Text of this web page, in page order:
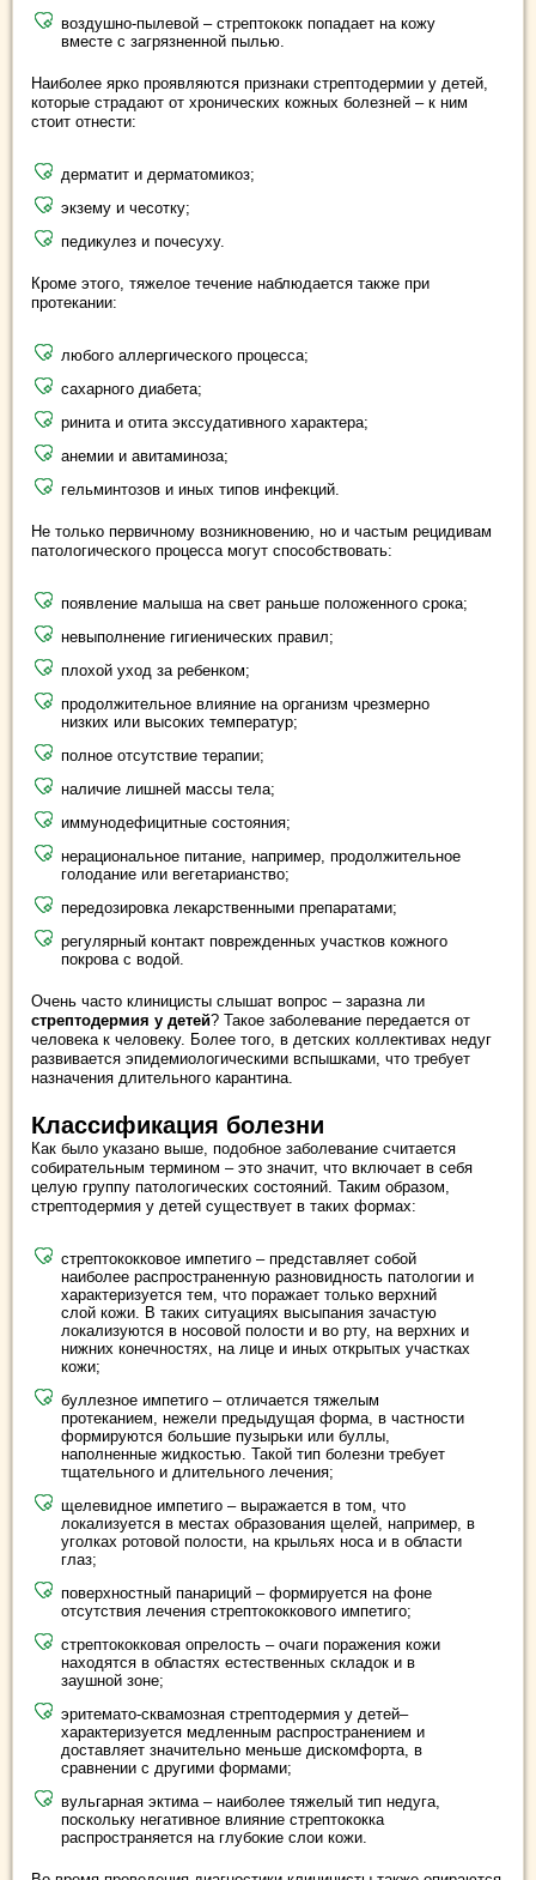
воздушно-пылевой – стрептококк попадает на кожу
вместе с загрязненной пылью.
Наиболее ярко проявляются признаки стрептодермии у детей,
которые страдают от хронических кожных болезней – к ним
стоит отнести:
дерматит и дерматомикоз;
экзему и чесотку;
педикулез и почесуху.
Кроме этого, тяжелое течение наблюдается также при
протекании:
любого аллергического процесса;
сахарного диабета;
ринита и отита экссудативного характера;
анемии и авитаминоза;
гельминтозов и иных типов инфекций.
Не только первичному возникновению, но и частым рецидивам
патологического процесса могут способствовать:
появление малыша на свет раньше положенного срока;
невыполнение гигиенических правил;
плохой уход за ребенком;
продолжительное влияние на организм чрезмерно
низких или высоких температур;
полное отсутствие терапии;
наличие лишней массы тела;
иммунодефицитные состояния;
нерациональное питание, например, продолжительное
голодание или вегетарианство;
передозировка лекарственными препаратами;
регулярный контакт поврежденных участков кожного
покрова с водой.
Очень часто клиницисты слышат вопрос – заразна ли
стрептодермия у детей? Такое заболевание передается от
человека к человеку. Более того, в детских коллективах недуг
развивается эпидемиологическими вспышками, что требует
назначения длительного карантина.
Классификация болезни
Как было указано выше, подобное заболевание считается
собирательным термином – это значит, что включает в себя
целую группу патологических состояний. Таким образом,
стрептодермия у детей существует в таких формах:
стрептококковое импетиго – представляет собой
наиболее распространенную разновидность патологии и
характеризуется тем, что поражает только верхний
слой кожи. В таких ситуациях высыпания зачастую
локализуются в носовой полости и во рту, на верхних и
нижних конечностях, на лице и иных открытых участках
кожи;
буллезное импетиго – отличается тяжелым
протеканием, нежели предыдущая форма, в частности
формируются большие пузырьки или буллы,
наполненные жидкостью. Такой тип болезни требует
тщательного и длительного лечения;
щелевидное импетиго – выражается в том, что
локализуется в местах образования щелей, например, в
уголках ротовой полости, на крыльях носа и в области
глаз;
поверхностный панариций – формируется на фоне
отсутствия лечения стрептококкового импетиго;
стрептококковая опрелость – очаги поражения кожи
находятся в областях естественных складок и в
заушной зоне;
эритемато-сквамозная стрептодермия у детей–
характеризуется медленным распространением и
доставляет значительно меньше дискомфорта, в
сравнении с другими формами;
вульгарная эктима – наиболее тяжелый тип недуга,
поскольку негативное влияние стрептококка
распространяется на глубокие слои кожи.